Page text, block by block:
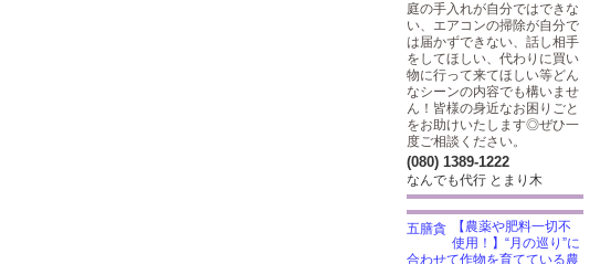
庭の手入れが自分ではできな
い、エアコンの掃除が自分で
は届かずできない、話し相手
をしてほしい、代わりに買い
物に行って来てほしい等どん
なシーンの内容でも構いませ
ん！皆様の身近なお困りごと
をお助けいたします◎ぜひ一
度ご相談ください。
(080) 1389-1222
なんでも代行 とまり木
【農薬や肥料一切不
使用！】“月の巡り”に
合わせて作物を育てている農